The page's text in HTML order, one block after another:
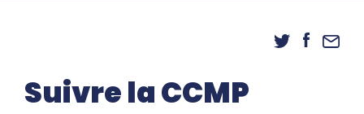
Suivre la CCMP